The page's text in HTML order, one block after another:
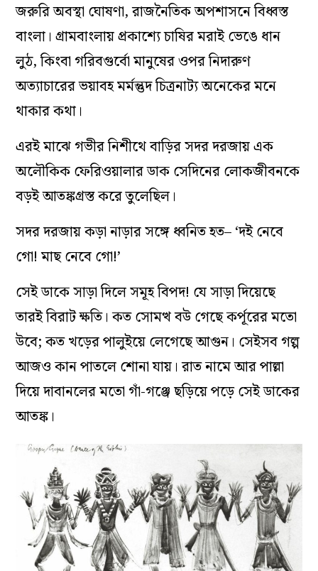
জরুরি অবস্থা ঘোষণা, রাজনৈতিক অপশাসনে বিধ্বস্ত
বাংলা। গ্রামবাংলায় প্রকাশ্যে চাষির মরাই ভেঙে ধান
লুঠ, কিংবা গরিবগুর্বো মানুষের ওপর নিদারুণ
অত্যাচারের ভয়াবহ মর্মন্তুদ চিত্রনাট্য অনেকের মনে
থাকার কথা।
এরই মাঝে গভীর নিশীথে বাড়ির সদর দরজায় এক
অলৌকিক ফেরিওয়ালার ডাক সেদিনের লোকজীবনকে
বড়ই আতঙ্কগ্রস্ত করে তুলেছিল।
সদর দরজায় কড়া নাড়ার সঙ্গে ধ্বনিত হত–‘দই নেবে
গো! মাছ নেবে গো!’
সেই ডাকে সাড়া দিলে সমূহ বিপদ! যে সাড়া দিয়েছে
তারই বিরাট ক্ষতি। কত সোমত্থ বউ গেছে কর্পূরের মতো
উবে; কত খড়ের পালুইয়ে লেগেছে আগুন। সেইসব গল্প
আজও কান পাতলে শোনা যায়। রাত নামে আর পাল্লা
দিয়ে দাবানলের মতো গাঁ-গঞ্জে ছড়িয়ে পড়ে সেই ডাকের
আতঙ্ক।